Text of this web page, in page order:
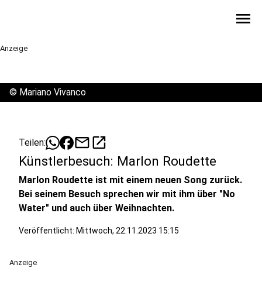
menu
Anzeige
© Mariano Vivanco
Teilen: mailopen_in_new
Künstlerbesuch: Marlon Roudette
Marlon Roudette ist mit einem neuen Song zurück.
Bei seinem Besuch sprechen wir mit ihm über "No
Water" und auch über Weihnachten.
Veröffentlicht: Mittwoch, 22.11.2023 15:15
Anzeige